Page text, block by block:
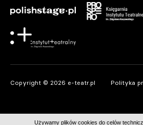
Copyright © 2026 e-teatr.pl Polityka
Używamy plików cookies do celów